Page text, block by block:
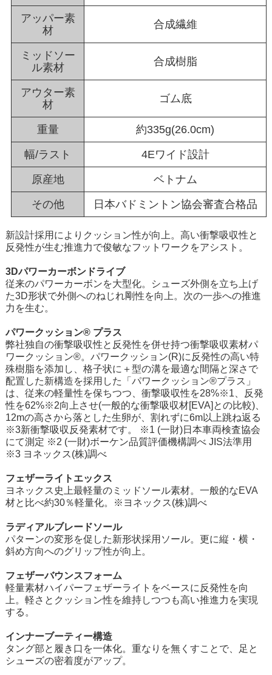
アッパー素
材
合成繊維
ミッドソー
ル素材
合成樹脂
アウター素
材
ゴム底
重量 約335g(26.0cm)
幅/ラスト 4Eワイド設計
原産地 ベトナム
その他 日本バドミントン協会審査合格品
新設計採用によりクッション性が向上。高い衝撃吸収性と
反発性が生む推進力で俊敏なフットワークをアシスト。
3Dパワーカーボンドライブ
従来のパワーカーボンを大型化。シューズ外側を立ち上げ
た3D形状で外側へのねじれ剛性を向上。次の一歩への推進
力を生む。
パワークッション® プラス
弊社独自の衝撃吸収性と反発性を併せ持つ衝撃吸収素材パ
ワークッション®。パワークッション(R)に反発性の高い特
殊樹脂を添加し、格子状に＋型の溝を最適な間隔と深さで
配置した新構造を採用した「パワークッション®プラス」
は、従来の軽量性を保ちつつ、衝撃吸収性を28%※1、反発
性を62%※2向上させ(一般的な衝撃吸収材[EVA]との比較)、
12mの高さから落とした生卵が、割れずに6m以上跳ね返る
※3新衝撃吸収反発素材です。 ※1 (一財)日本車両検査協会
にて測定 ※2 (一財)ボーケン品質評価機構調べ JIS法準用
※3 ヨネックス(株)調べ
フェザーライトエックス
ヨネックス史上最軽量のミッドソール素材。一般的なEVA
材と比べ約30％軽量化。※ヨネックス(株)調べ
ラディアルブレードソール
パターンの変形を促した新形状採用ソール。更に縦・横・
斜め方向へのグリップ性が向上。
フェザーバウンスフォーム
軽量素材ハイパーフェザーライトをベースに反発性を向
上。軽さとクッション性を維持しつつも高い推進力を実現
する。
インナーブーティー構造
タング部と履き口を一体化。重なりを無くすことで、足と
シューズの密着度がアップ。